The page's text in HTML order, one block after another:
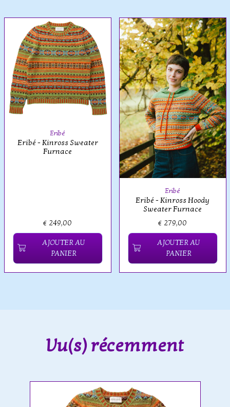
Eribé
Eribé - Kinross Sweater
Furnace
€ 249,00
AJOUTER AU
PANIER
Eribé
Eribé - Kinross Hoody
Sweater Furnace
€ 279,00
AJOUTER AU
PANIER
Vu(s) récemment